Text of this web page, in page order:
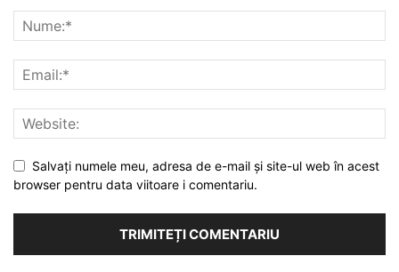
Salvați numele meu, adresa de e-mail și site-ul web în acest
browser pentru data viitoare i comentariu.